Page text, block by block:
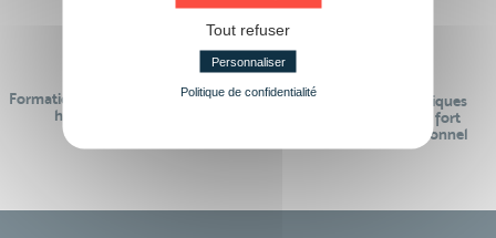
Formations réalisables pendant ou
hors temps de travail
Des contenus pédagogiques
« de pointe » et en lien fort
avec le monde professionnel
Tout refuser
Personnaliser
Politique de confidentialité